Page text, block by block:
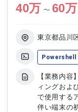
・ジョブ管
計および検
における設
40万 〜 60万
東京都品川
Powershell
【業務内容
ィングおよ
で使用する
伴い端末の